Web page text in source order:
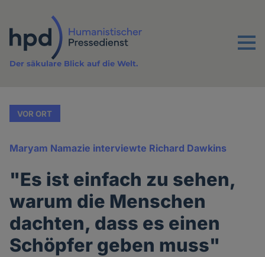
Inhalt
Menu
Der säkulare Blick auf die Welt.
VOR ORT
Maryam Namazie interviewte Richard Dawkins
"Es ist einfach zu sehen,
warum die Menschen
dachten, dass es einen
Schöpfer geben muss"